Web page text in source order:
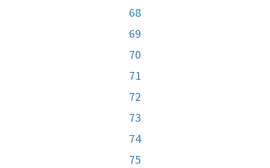
68
69
70
71
72
73
74
75